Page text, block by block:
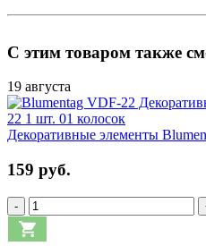
С этим товаром также
19 августа
Декоративные элементы
159 руб.
-